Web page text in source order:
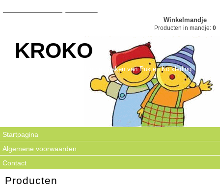
Winkelmandje
Producten in mandje: 0
KROKO
Kroko is gespecialiseerd in het maken van Puk en Ko kleding.
Startpagina
Algemene voorwaarden
Contact
Producten